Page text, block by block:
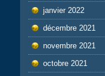
janvier 2022
décembre 2021
novembre 2021
octobre 2021